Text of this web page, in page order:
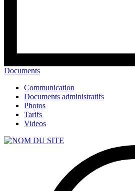
Documents
Communication
Documents administratifs
Photos
Tarifs
Videos